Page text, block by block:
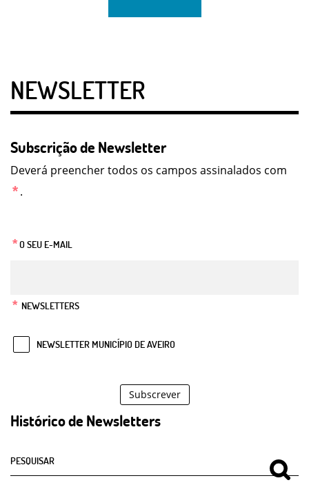
NEWSLETTER
Subscrição de Newsletter
Deverá preencher todos os campos assinalados com
*.
*O SEU E-MAIL
* NEWSLETTERS
NEWSLETTER MUNICÍPIO DE AVEIRO
Subscrever
Histórico de Newsletters
PESQUISAR